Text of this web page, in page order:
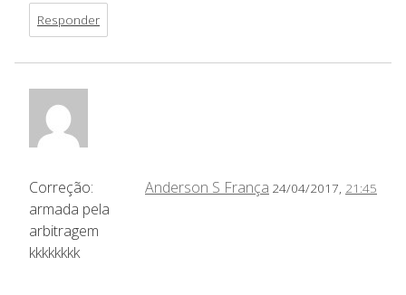
Responder
Anderson S França 24/04/2017, 21:45
Correção:
armada pela
arbitragem
kkkkkkkk